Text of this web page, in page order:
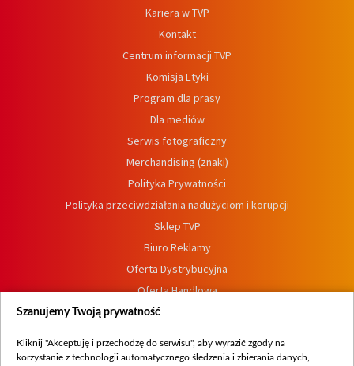
Kariera w TVP
Kontakt
Centrum informacji TVP
Komisja Etyki
Program dla prasy
Dla mediów
Serwis fotograficzny
Merchandising (znaki)
Polityka Prywatności
Polityka przeciwdziałania nadużyciom i korupcji
Sklep TVP
Biuro Reklamy
Oferta Dystrybucyjna
Oferta Handlowa
Dostępność
Procedura zgłoszeń wewnętrznych
Szanujemy Twoją prywatność
Kliknij "Akceptuję i przechodzę do serwisu", aby wyrazić zgody na
korzystanie z technologii automatycznego śledzenia i zbierania danych,